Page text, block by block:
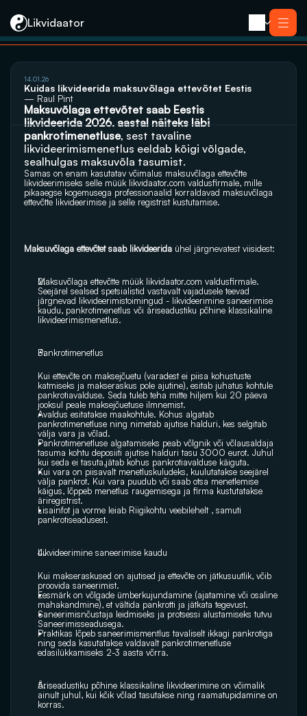
Likvidaator
Teenused
Likvideerimine koos müügiga
Likvideerimine
Saneerimine
Pankrotimenetlus
E-residendi ettevõtte sulgemine
Kontakt
14.01.26
Kuidas likvideerida maksuvõlaga ettevõtet Eestis
— Raul Pint
Maksuvõlaga ettevõtet saab Eestis
likvideerida 2026. aastal näiteks läbi
pankrotimenetluse, sest tavaline
likvideerimismenetlus eeldab kõigi võlgade,
sealhulgas maksuvõla tasumist.
Samas on enam kasutatav võimalus maksuvõlaga ettevõtte
likvideerimiseks selle müük likvidaator.com valdusfirmale, mille
pikaaegse kogemusega professionaalid korraldavad maksuvõlaga
ettevõtte likvideerimise ja selle registrist kustutamise.
Maksuvõlaga ettevõtet saab likvideerida ühel järgnevatest viisidest:
Maksuvõlaga ettevõtte müük likvidaator.com valdusfirmale.
Seejärel sealsed spetsialistid vastavalt vajadusele teevad
järgnevad likvideerimistoimingud - likvideerimine saneerimise
kaudu, pankrotimenetlus või äriseadustiku põhine klassikaline
likvideerimismenetlus.
Pankrotimenetlus
Kui ettevõte on maksejõuetu (varadest ei piisa kohustuste
katmiseks ja makseraskus pole ajutine), esitab juhatus kohtule
pankrotiavalduse. Seda tuleb teha mitte hiljem kui 20 päeva
jooksul peale maksejõuetuse ilmnemist.
Avaldus esitatakse maakohtule. Kohus algatab
pankrotimenetluse ning nimetab ajutise halduri, kes selgitab
välja vara ja võlad.
Pankrotimenetluse algatamiseks peab võlgnik või võlausaldaja
tasuma kohtu deposiiti ajutise halduri tasu 3000 eurot. Juhul
kui seda ei tasuta,jätab kohus pankrotiavalduse käiguta.
Kui vara on piisavalt menetluskuludeks, kuulutatakse seejärel
välja pankrot. Kui vara puudub või saab otsa menetlemise
käigus, lõppeb menetlus raugemisega ja firma kustutatakse
äriregistrist.
Lisainfot ja vorme leiab Riigikohtu veebilehelt , samuti
pankrotiseadusest.
Likvideerimine saneerimise kaudu
Kui makseraskused on ajutised ja ettevõte on jätkusuutlik, võib
proovida saneerimist.
Eesmärk on võlgade ümberkujundamine (ajatamine või osaline
mahakandmine), et vältida pankrotti ja jätkata tegevust.
Saneerimisnõustaja leidmiseks ja protsessi alustamiseks tutvu
Saneerimisseadusega.
Praktikas lõpeb saneerimismentlus tavaliselt ikkagi pankrotiga
ning seda kasutatakse valdavalt pankrotimenetluse
edasilükkamiseks 2-3 aasta võrra.
Äriseadustiku põhine klassikaline likvideerimine on võimalik
ainult juhul, kui kõik võlad tasutakse ning raamatupidamine on
korras.